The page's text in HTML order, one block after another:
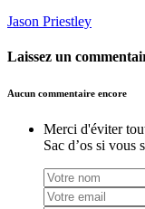
Jason Priestley
Laissez un
Aucun commentaire encore
Merci d'éviter
Sac d’os si vous